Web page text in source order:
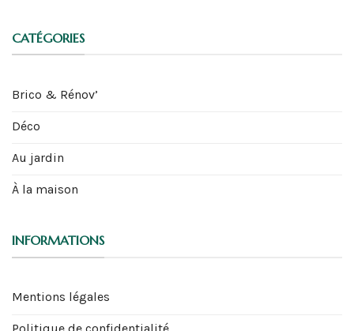
CATÉGORIES
Brico & Rénov’
Déco
Au jardin
À la maison
INFORMATIONS
Mentions légales